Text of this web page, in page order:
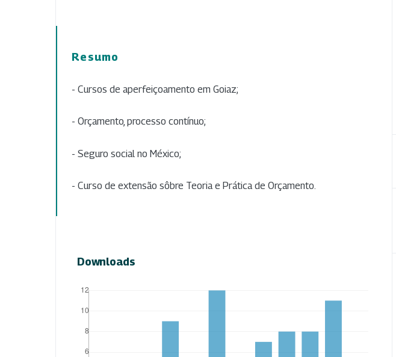
Resumo
- Cursos de aperfeiçoamento em Goiaz;
- Orçamento, processo contínuo;
- Seguro social no México;
- Curso de extensão sôbre Teoria e Prática de Orçamento.
Downloads